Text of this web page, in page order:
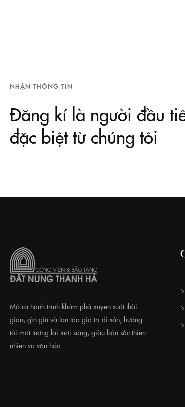
NHẬN THÔNG TIN
Đăng kí là người đầu
đặc biệt từ chúng tôi
Mở ra hành trình khám phá xuyên suốt thời
gian, gìn giữ và lan tỏa giá trị di sản, hướng
tới một tương lai tươi sáng, giàu bản sắc thiên
nhiên và văn hóa.